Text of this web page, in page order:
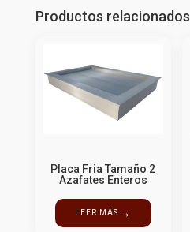
Productos relacionados
Placa Fria Tamaño 2
Azafates Enteros
LEER MÁS →